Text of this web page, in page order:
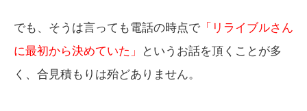
でも、そうは言っても電話の時点で 「リライブルさん
に最初から決めていた」
というお話を頂くことが多
く、合見積もりは殆どありません。